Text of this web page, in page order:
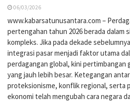
06/03/2026
www.kabarsatunusantara.com –
pertengahan tahun 2026 berada dalam
kompleks. Jika pada dekade
integrasi pasar menjadi faktor utama
perdagangan global, kini pertimbangan
yang jauh lebih besar. Ketegangan
proteksionisme, konflik regional, serta
ekonomi telah mengubah cara negara